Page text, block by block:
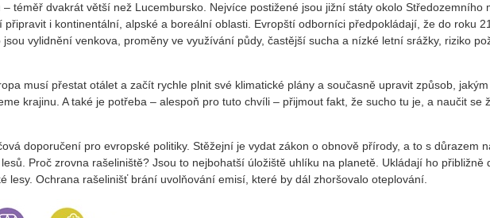
téměř dvakrát větší než Lucembursko. Nejvíce postižené jsou jižní státy okolo Středozemního
připravit i kontinentální, alpské a boreální oblasti. Evropští odborníci předpokládají, že do roku
vylidnění venkova, proměny ve využívání půdy, častější sucha a nízké letní srážky, riziko
musí přestat otálet a začít rychle plnit své klimatické plány a současně upravit způsob, jakým
krajinu. A také je potřeba – alespoň pro tuto chvíli – přijmout fakt, že sucho tu je, a naučit se
doporučení pro evropské politiky. Stěžejní je vydat zákon o obnově přírody, a to s důrazem
Proč zrovna rašeliniště? Jsou to nejbohatší úložiště uhlíku na planetě. Ukládají ho přibližně
lesy. Ochrana rašelinišť brání uvolňování emisí, které by dál zhoršovalo oteplování.